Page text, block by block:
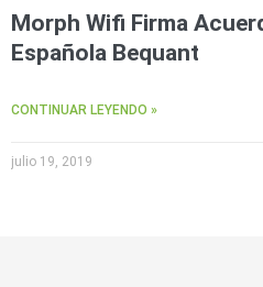
Morph Wifi Firma
Española Bequant
CONTINUAR LEYENDO »
julio 19, 2019